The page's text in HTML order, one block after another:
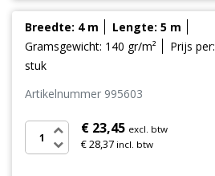
Breedte: 4 m
Lengte: 5 m
Gramsgewicht: 140 gr/m²
Prijs per:
stuk
Artikelnummer 995603
€ 23,45 excl. btw
€ 28,37 incl. btw